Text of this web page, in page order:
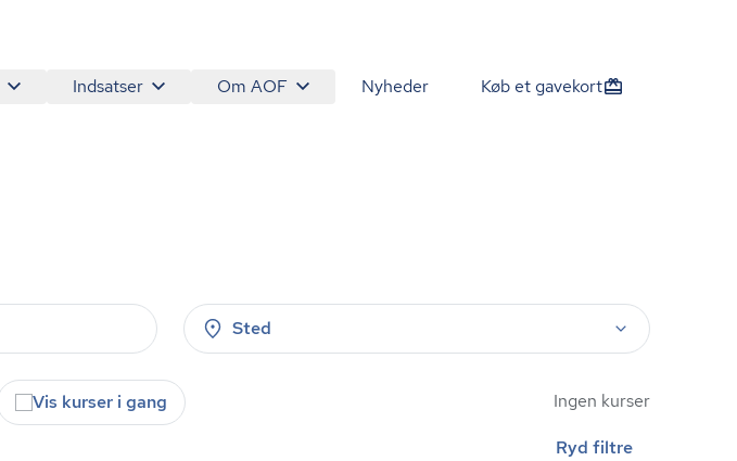
Indsatser Om AOF Nyheder Køb et gavekort
Sted
Vis kurser i gang Ingen kurser
Ryd filtre